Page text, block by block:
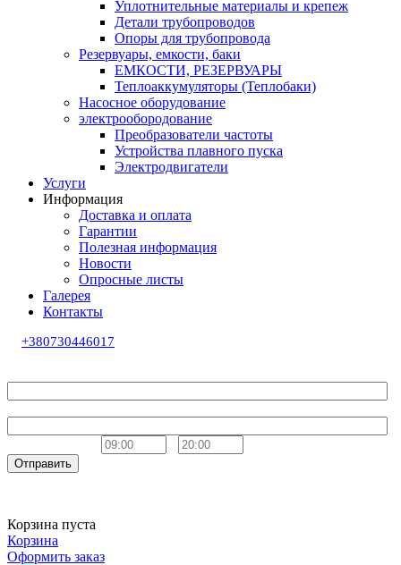
Уплотнительные материалы и крепеж
Детали трубопроводов
Опоры для трубопровода
Резервуары, емкости, баки
ЕМКОСТИ, РЕЗЕРВУАРЫ
Теплоаккумуляторы (Теплобаки)
Насосное оборудование
электрообородование
Преобразователи частоты
Устройства плавного пуска
Электродвигатели
Услуги
Информация
Доставка и оплата
Гарантии
Полезная информация
Новости
Опросные листы
Галерея
Контакты
+380730446017
Отправить
Корзина пуста
Корзина
Оформить заказ